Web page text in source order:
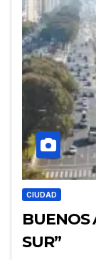
CIUDAD
BUENOS
SUR”